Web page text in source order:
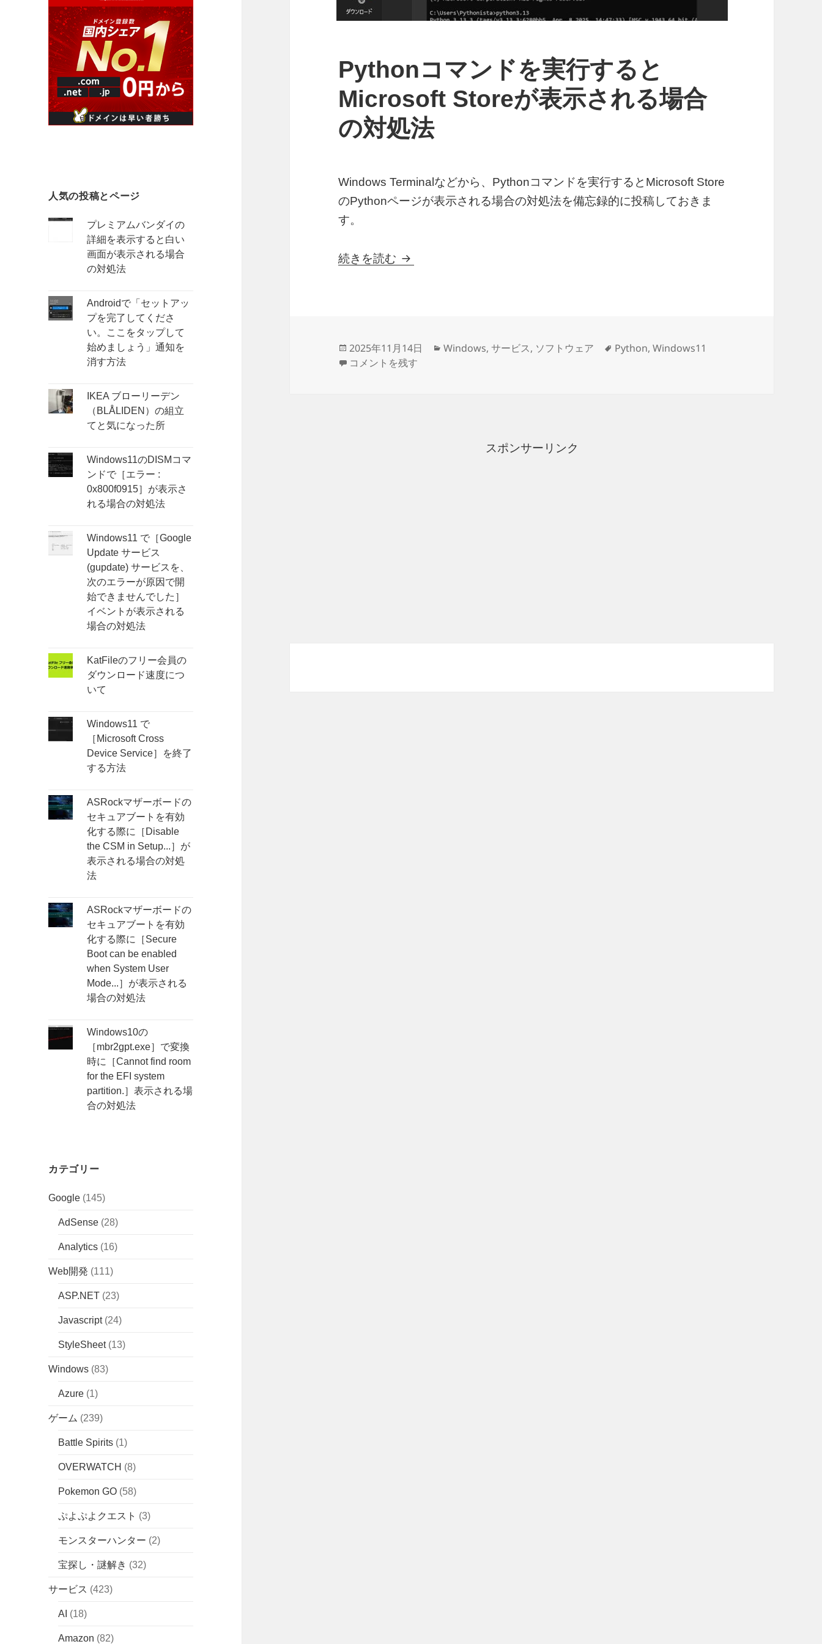
人気の投稿とページ
プレミアムバンダイの
詳細を表示すると白い
画面が表示される場合
の対処法
Androidで「セットアッ
プを完了してくださ
い。ここをタップして
始めましょう」通知を
消す方法
IKEA ブローリーデン
（BLÅLIDEN）の組立
てと気になった所
Windows11のDISMコマ
ンドで［エラー :
0x800f0915］が表示さ
れる場合の対処法
Windows11 で［Google
Update サービス
(gupdate) サービスを、
次のエラーが原因で開
始できませんでした］
イベントが表示される
場合の対処法
KatFileのフリー会員の
ダウンロード速度につ
いて
Windows11 で
［Microsoft Cross
Device Service］を終了
する方法
ASRockマザーボードの
セキュアブートを有効
化する際に［Disable
the CSM in Setup...］が
表示される場合の対処
法
ASRockマザーボードの
セキュアブートを有効
化する際に［Secure
Boot can be enabled
when System User
Mode...］が表示される
場合の対処法
Windows10の
［mbr2gpt.exe］で変換
時に［Cannot find room
for the EFI system
partition.］表示される場
合の対処法
カテゴリー
Google (145)
AdSense (28)
Analytics (16)
Web開発 (111)
ASP.NET (23)
Javascript(24)
StyleSheet(13)
Windows (83)
Azure (1)
ゲーム (239)
Battle Spirits (1)
OVERWATCH (8)
Pokemon GO (58)
ぷよぷよクエスト (3)
モンスターハンター (2)
宝探し・謎解き (32)
サービス (423)
AI (18)
Amazon (82)
Pythonコマンドを実行すると
Microsoft Storeが表示される場合
の対処法
Windows Terminalなどから、Pythonコマンドを実行するとMicrosoft Store
のPythonページが表示される場合の対処法を備忘録的に投稿しておきま
す。
続きを読む Pythonコマンドを実行するとMicrosoft Storeが表示される場合の対処法
投
稿
2025年11月14日
カ
Windows,サービス, ソフトウェア
タ
Python,Windows11
Pythonコマンドを実行するとMicrosoft Storeが表示される場合の対処法 に
コメントを残す
スポンサーリンク